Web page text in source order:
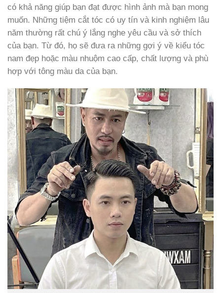
có khả năng giúp bạn đạt được hình ảnh mà bạn mong
muốn. Những tiệm cắt tóc có uy tín và kinh nghiệm lâu
năm thường rất chú ý lắng nghe yêu cầu và sở thích
của bạn. Từ đó, họ sẽ đưa ra những gợi ý về kiểu tóc
nam đẹp hoặc màu nhuộm cao cấp, chất lượng và phù
hợp với tông màu da của bạn.